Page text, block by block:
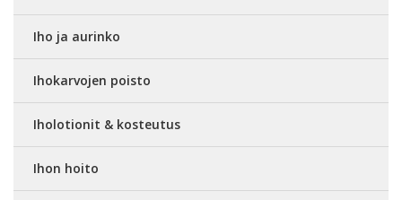
Iho ja aurinko
Ihokarvojen poisto
Iholotionit & kosteutus
Ihon hoito